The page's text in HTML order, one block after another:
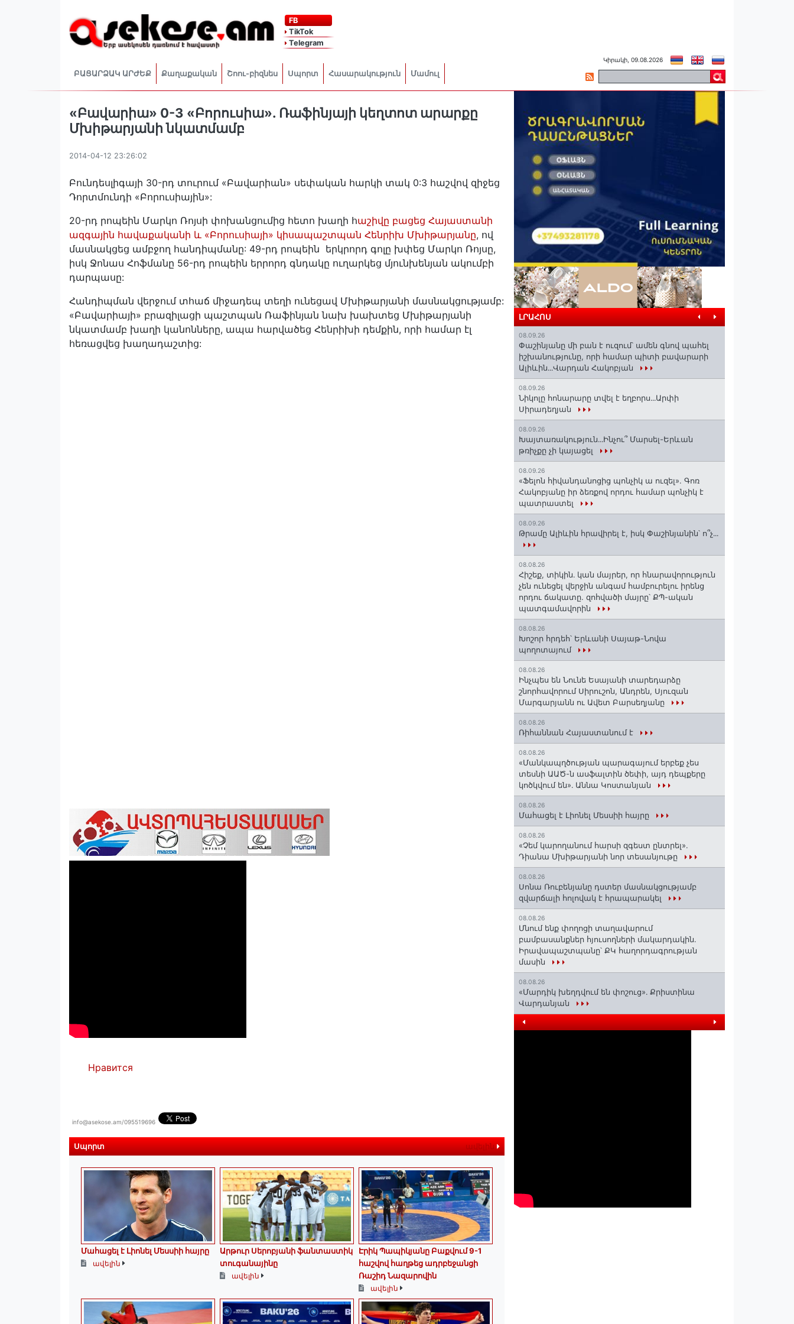
FB
TikTok
Telegram
ԲԱՑԱՐՁԱԿ ԱՐԺԵՔ Քաղաքական Շոու-բիզնես Սպորտ Հասարակություն Մամուլ
Կիրակի, 09.08.2026
«Բավարիա» 0-3 «Բորուսիա». Ռաֆինյայի կեղտոտ արարքը
Մխիթարյանի նկատմամբ
2014-04-12 23:26:02
Բունդեսլիգայի 30-րդ տուրում «Բավարիան» սեփական հարկի տակ 0:3 հաշվով զիջեց
Դորտմունդի «Բորուսիային»:
20-րդ րոպեին Մարկո Ռոյսի փոխանցումից հետո խաղի հաշիվը բացեց Հայաստանի
ազգային հավաքականի և «Բորուսիայի» կիսապաշտպան Հենրիխ Մխիթարյանը, ով
մասնակցեց ամբջող հանդիպմանը: 49-րդ րոպեին երկրորդ գոլը խփեց Մարկո Ռոյսը,
իսկ Ջոնաս Հոֆմանը 56-րդ րոպեին երրորդ գնդակը ուղարկեց մյունխենյան ակումբի
դարպասը:
Հանդիպման վերջում տհաճ միջադեպ տեղի ունեցավ Մխիթարյանի մասնակցությամբ:
«Բավարիայի» բրազիլացի պաշտպան Ռաֆինյան նախ խախտեց Մխիթարյանի
նկատմամբ խաղի կանոնները, ապա հարվածեց Հենրիխի դեմքին, որի համար էլ
հեռացվեց խաղադաշտից:
Нравится
info@asekose.am/095519696
Սպորտ ավելին
Մահացել է Լիոնել Մեսսիի հայրը
ավելին
Արթուր Սերոբյանի ֆանտաստիկ
տուգանայինը
ավելին
Էրիկ Պապիկյանը Բաքվում 9-1
հաշվով հաղթեց ադրբեջանցի
Ռաշիդ Նազարովին
ավելին
ԼՐԱՀՈՍ
08.09.26
Փաշինյանը մի բան է ուզում՝ ամեն գնով պահել
իշխանությունը, որի համար պիտի բավարարի
Ալիևին․․․Վարդան Հակոբյան
08.09.26
Նիկոլը հոնարարը տվել է եղբորս․․․Արփի
Սիրադեղյան
08.09.26
Խայտառակություն․․․Ինչու՞ Մարսել-Երևան
թռիչքը չի կայացել
08.09.26
«Ֆելոն հիվանդանոցից պոնչիկ ա ուզել». Գոռ
Հակոբյանը իր ձեռքով որդու համար պոնչիկ է
պատրաստել
08.09.26
Թրամը Ալիևին հրավիրել է, իսկ Փաշինյանին՝ ո՞չ․․․
08.08.26
Հիշեք, տիկին․ կան մայրեր, որ հնարավորություն
չեն ունեցել վերջին անգամ համբուրելու իրենց
որդու ճակատը. զոհվածի մայրը՝ ՔՊ-ական
պատգամավորին
08.08.26
Խոշոր հրդեհ՝ Երևանի Սայաթ-Նովա
պողոտայում
08.08.26
Ինչպես են Նունե Եսայանի տարեդարձը
շնորհավորում Սիրուշոն, Անդրեն, Սյուզան
Մարգարյանն ու Ավետ Բարսեղյանը
08.08.26
Ռիհաննան Հայաստանում է
08.08.26
«Մանկապղծության պարագայում երբեք չես
տեսնի ԱԱԾ-ն ասֆալտին ծեփի, այդ դեպքերը
կոծկվում են»․ Աննա Կոստանյան
08.08.26
Մահացել է Լիոնել Մեսսիի հայրը
08.08.26
«Չեմ կարողանում հարսի զգեստ ընտրել».
Դիանա Մխիթարյանի նոր տեսանյութը
08.08.26
Սոնա Ռուբենյանը դստեր մասնակցությամբ
զվարճալի հոլովակ է հրապարակել
08.08.26
Մնում ենք փողոցի տաղավարում
բամբասանքներ հյուսողների մակարդակին․
Իրավապաշտպանը՝ ՔԿ հաղորդագրության
մասին
08.08.26
«Մարդիկ խեղդվում են փոշուց»․ Քրիստինա
Վարդանյան